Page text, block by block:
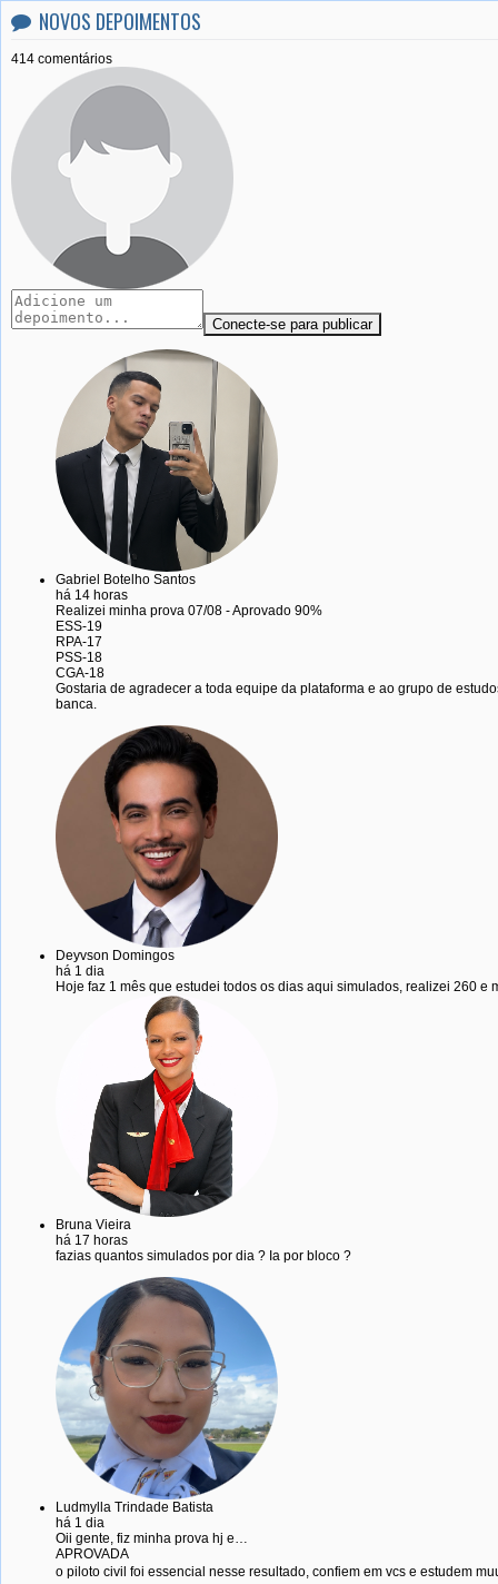
NOVOS DEPOIMENTOS
414 comentários
Gabriel Botelho Santos
há 14 horas
Realizei minha prova 07/08 - Aprovado 90%
ESS-19
RPA-17
PSS-18
CGA-18
Gostaria de agradecer a toda equipe da plataforma e ao grupo de
banca.
Deyvson Domingos
há 1 dia
Hoje faz 1 mês que estudei todos os dias aqui simulados, realizei 260
Bruna Vieira
há 17 horas
fazias quantos simulados por dia ? Ia por bloco ?
Ludmylla Trindade Batista
há 1 dia
Oii gente, fiz minha prova hj e…
APROVADA
o piloto civil foi essencial nesse resultado, confiem em vcs e estudem